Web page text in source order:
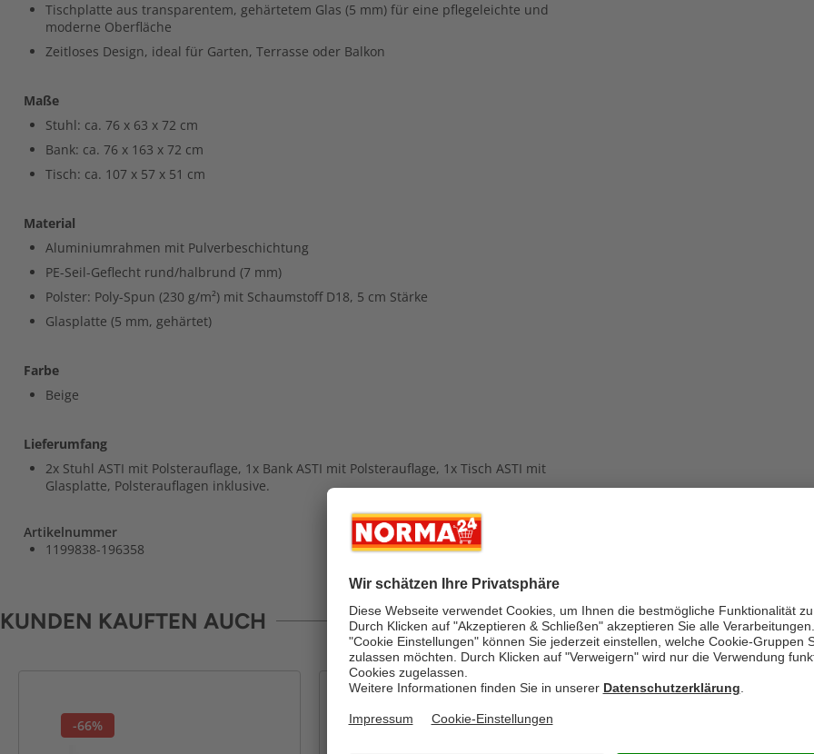
Tischplatte aus transparentem, gehärtetem Glas (5 mm) für eine pflegeleichte und
moderne Oberfläche
Zeitloses Design, ideal für Garten, Terrasse oder Balkon
Maße
Stuhl: ca. 76 x 63 x 72 cm
Bank: ca. 76 x 163 x 72 cm
Tisch: ca. 107 x 57 x 51 cm
Material
Aluminiumrahmen mit Pulverbeschichtung
PE-Seil-Geflecht rund/halbrund (7 mm)
Polster: Poly-Spun (230 g/m²) mit Schaumstoff D18, 5 cm Stärke
Glasplatte (5 mm, gehärtet)
Farbe
Beige
Lieferumfang
2x Stuhl ASTI mit Polsterauflage, 1x Bank ASTI mit Polsterauflage, 1x Tisch ASTI mit
Glasplatte, Polsterauflagen inklusive.
Artikelnummer
1199838-196358
KUNDEN KAUFTEN AUCH
-66% -57%